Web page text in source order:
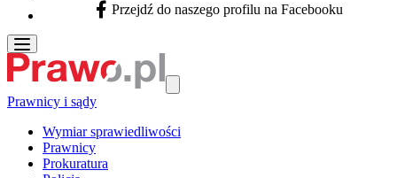
Facebook - otwiera się w nowej karcie
Przejdź do naszego profilu na Facebooku
Prawnicy i sądy
Wymiar sprawiedliwości
Prawnicy
Prokuratura